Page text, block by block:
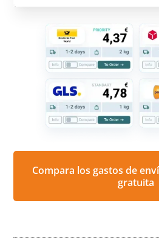
Compara los gastos de
gratuita